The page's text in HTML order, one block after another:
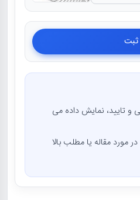
تایید، نمایش داده می
مورد مقاله یا مطلب بالا